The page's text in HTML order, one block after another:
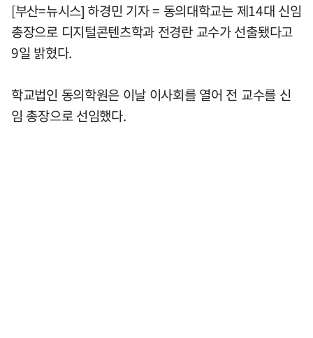
[부산=뉴시스] 하경민 기자 = 동의대학교는 제14대 신임
총장으로 디지털콘텐츠학과 전경란 교수가 선출됐다고
9일 밝혔다.
학교법인 동의학원은 이날 이사회를 열어 전 교수를 신
임 총장으로 선임했다.